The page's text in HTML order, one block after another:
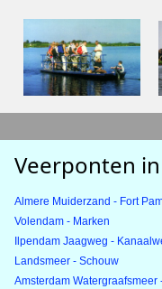
Veerponten
Almere Muiderzand - Fort
Volendam - Marken
Ilpendam Jaagweg -
Landsmeer - Schouw
Amsterdam